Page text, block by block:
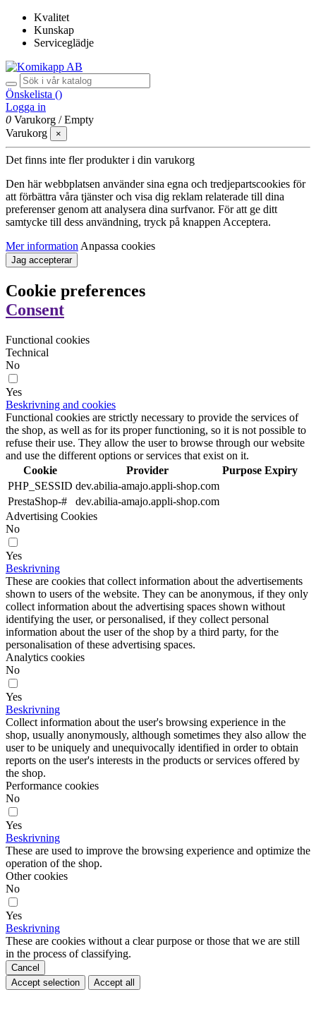
Kvalitet
Kunskap
Serviceglädje
Önskelista ()
Logga in
0 Varukorg /Empty
Varukorg
×
Det finns inte fler produkter i din varukorg
Den här webbplatsen använder sina egna och tredjepartscookies för
att förbättra våra tjänster och visa dig reklam relaterade till dina
preferenser genom att analysera dina surfvanor. För att ge ditt
samtycke till dess användning, tryck på knappen Acceptera.
Mer information Anpassa cookies
Jag accepterar
Cookie preferences
Consent
Functional cookies
Technical
No
Yes
Beskrivning and cookies
Functional cookies are strictly necessary to provide the services of
the shop, as well as for its proper functioning, so it is not possible to
refuse their use. They allow the user to browse through our website
and use the different options or services that exist on it.
Cookie
Provider Purpose Expiry
PHP_SESSID dev.abilia-amajo.appli-shop.com
PrestaShop-#
dev.abilia-amajo.appli-shop.com
Advertising Cookies
No
Yes
Beskrivning
These are cookies that collect information about the advertisements
shown to users of the website. They can be anonymous, if they only
collect information about the advertising spaces shown without
identifying the user, or personalised, if they collect personal
information about the user of the shop by a third party, for the
personalisation of these advertising spaces.
Analytics cookies
No
Yes
Beskrivning
Collect information about the user's browsing experience in the
shop, usually anonymously, although sometimes they also allow the
user to be uniquely and unequivocally identified in order to obtain
reports on the user's interests in the products or services offered by
the shop.
Performance cookies
No
Yes
Beskrivning
These are used to improve the browsing experience and optimize the
operation of the shop.
Other cookies
No
Yes
Beskrivning
These are cookies without a clear purpose or those that we are still
in the process of classifying.
Cancel
Accept selection
Accept all